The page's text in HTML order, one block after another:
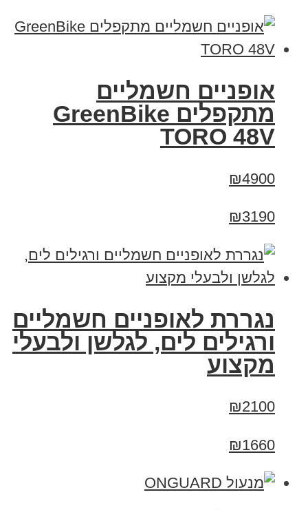
אופניים חשמליים
מתקפלים GreenBike
TORO 48V
₪4900
₪3190
נגררת לאופניים חשמליים
ורגילים לים, לגלשן ולבעלי
מקצוע
₪2100
₪1660